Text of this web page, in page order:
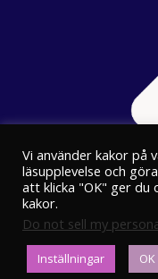
Vi använder kakor på
läsupplevelse och
att klicka "OK" ger du
kakor.
Do not sell my
Inställningar OK